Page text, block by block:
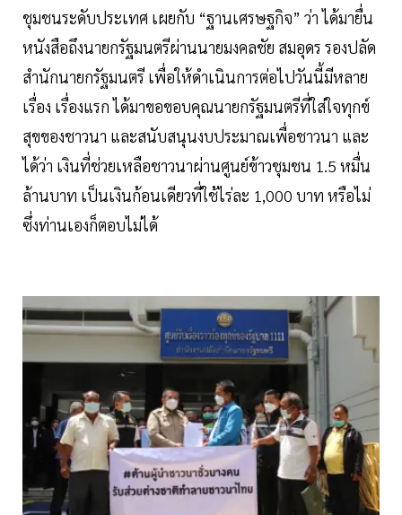
ชุมชนระดับประเทศ เผยกับ “ฐานเศรษฐกิจ” ว่า ได้มายื่น
หนังสือถึงนายกรัฐมนตรีผ่านนายมงคลชัย สมอุดร รองปลัด
สำนักนายกรัฐมนตรี เพื่อให้ดำเนินการต่อไปวันนี้มีหลาย
เรื่อง เรื่องแรก ได้มาขอขอบคุณนายกรัฐมนตรีที่ใส่ใจทุกข์
สุขของชาวนา และสนับสนุนงบประมาณเพื่อชาวนา และ
ได้ว่า เงินที่ช่วยเหลือชาวนาผ่านศูนย์ข้าวชุมชน 1.5 หมื่น
ล้านบาท เป็นเงินก้อนเดียวที่ใช้ไร่ละ 1,000 บาท หรือไม่
ซึ่งท่านเองก็ตอบไม่ได้